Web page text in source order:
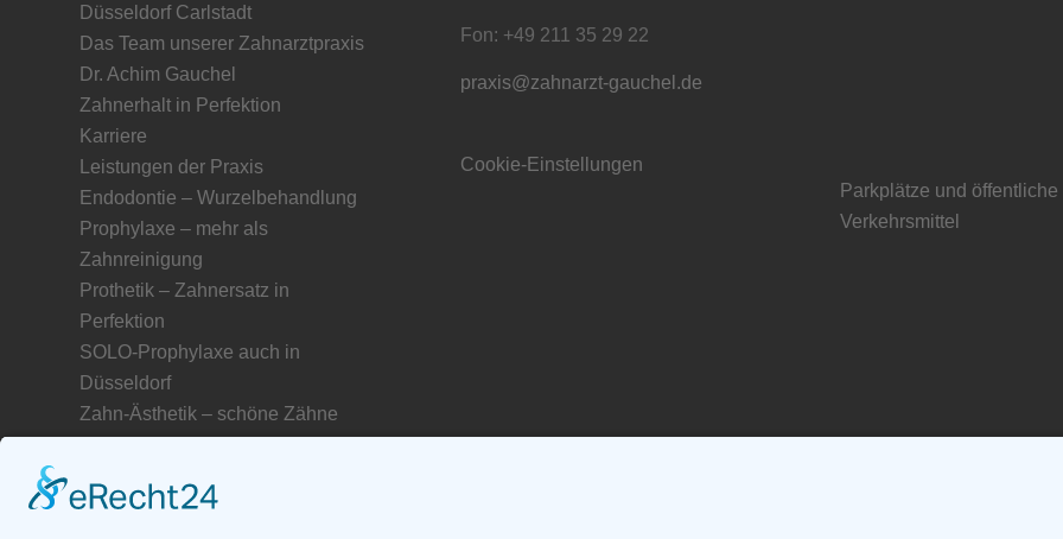
Düsseldorf Carlstadt
Das Team unserer Zahnarztpraxis
Dr. Achim Gauchel
Zahnerhalt in Perfektion
Karriere
Leistungen der Praxis
Endodontie – Wurzelbehandlung
Prophylaxe – mehr als
Zahnreinigung
Prothetik – Zahnersatz in
Perfektion
SOLO-Prophylaxe auch in
Düsseldorf
Zahn-Ästhetik – schöne Zähne
Zahnarztpraxis
Fon: +49 211 35 29 22
praxis@zahnarzt-gauchel.de
Cookie-Einstellungen
Parkplätze und öffentliche
Verkehrsmittel